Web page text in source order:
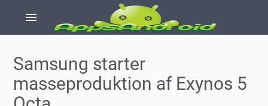
menu
Samsung starter
masseproduktion af Exynos 5